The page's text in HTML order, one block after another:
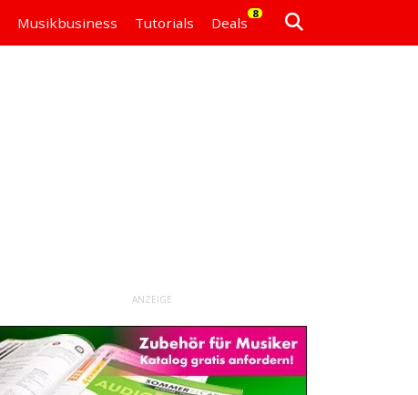
Musikbusiness Tutorials Deals
8
ANZEIGE